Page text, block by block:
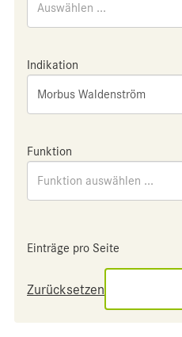
Auswählen ...
Indikation
Morbus Waldenström
Funktion
Funktion auswählen ...
Einträge pro Seite
Zurücksetzen